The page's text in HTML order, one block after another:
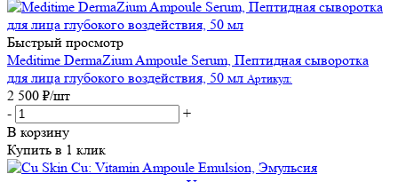
Быстрый просмотр
Meditime DermaZium Ampoule Serum, Пептидная сыворотка
для лица глубокого воздействия, 50 мл Артикул:
2 500 ₽/шт
-
+
В корзину
Купить в 1 клик